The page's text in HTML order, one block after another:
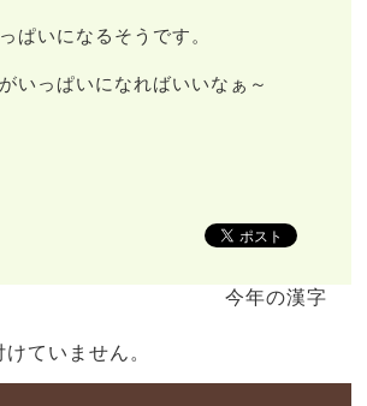
ぱいになるそうです。
いっぱいになればいいなぁ～
今年の漢字
ていません。